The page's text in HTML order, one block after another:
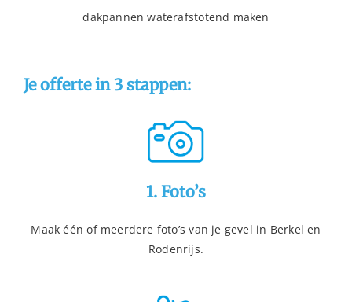
dakpannen waterafstotend maken
Je offerte in 3 stappen:
1. Foto’s
Maak één of meerdere foto’s van je gevel in Berkel en
Rodenrijs.